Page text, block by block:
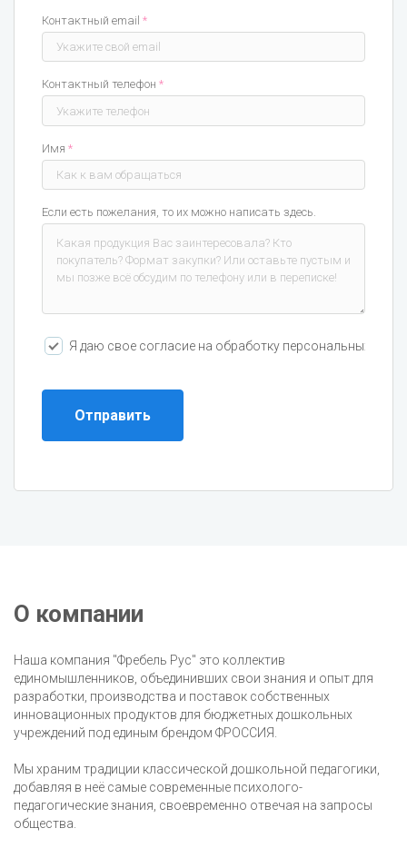
Контактный email *
Контактный телефон *
Имя *
Если есть пожелания, то их можно написать здесь.
Я даю свое согласие на обработку персональных
Отправить
О компании
Наша компания "Фребель Рус" это коллектив
единомышленников, объединивших свои знания и опыт для
разработки, производства и поставок собственных
инновационных продуктов для бюджетных дошкольных
учреждений под единым брендом ФРОССИЯ.
Мы храним традиции классической дошкольной педагогики,
добавляя в неё самые современные психолого-
педагогические знания, своевременно отвечая на запросы
общества.